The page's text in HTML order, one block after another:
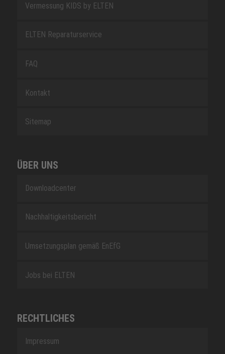
Vermessung KIDS by ELTEN
ELTEN Reparaturservice
FAQ
Kontakt
Sitemap
ÜBER UNS
Downloadcenter
Nachhaltigkeitsbericht
Umsetzungsplan gemäß EnEfG
Jobs bei ELTEN
RECHTLICHES
Impressum